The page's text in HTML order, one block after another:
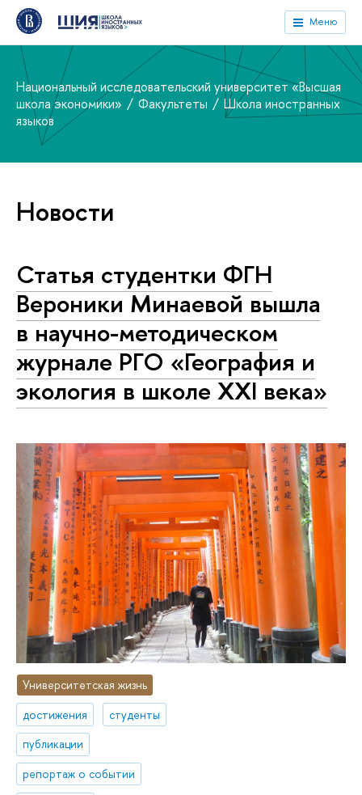
Меню
Национальный исследовательский университет «Высшая
школа экономики»
Факультеты
Школа иностранных
языков
Новости
Статья студентки ФГН
Вероники Минаевой вышла
в научно-методическом
журнале РГО «География и
экология в школе XXI века»
Университетская жизнь
достижения
студенты
публикации
репортаж о событии